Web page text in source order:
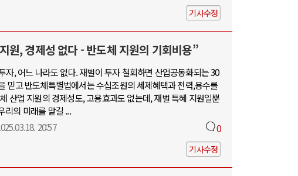
기사수정
원, 경제성 없다 - 반도체 지원의 기회비용”
자, 어느 나라도 없다. 재벌이 투자 철회하면 산업공동화되는 30
믿고 반도체특별법에서는 수십조원의 세제혜택과 전력,용수를
산업 지원의 경제성도, 고용효과도 없는데, 재벌 특혜 지원일뿐
리의 미래를 맡길 ...
20:57 0
기사수정